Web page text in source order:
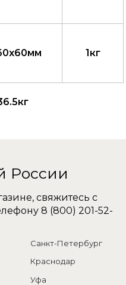
1кг
России
свяжитесь с
8 (800) 201-52-
Санкт-Петербург
Краснодар
Уфа